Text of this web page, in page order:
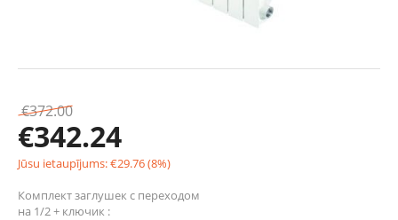
€372.00
€342.24
Jūsu ietaupījums:€29.76(8%)
Комплект заглушек с переходом
на 1/2 + ключик :